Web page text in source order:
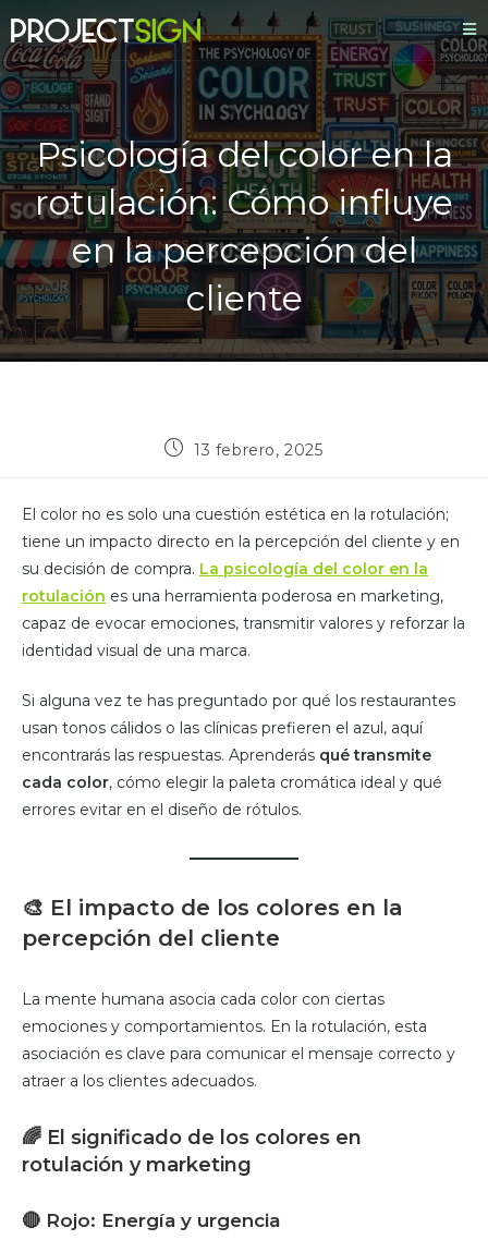
Psicología del color en la
rotulación: Cómo influye
en la percepción del
cliente
13 febrero, 2025
El color no es solo una cuestión estética en la rotulación;
tiene un impacto directo en la percepción del cliente y en
su decisión de compra. La psicología del color en la
rotulación es una herramienta poderosa en marketing,
capaz de evocar emociones, transmitir valores y reforzar la
identidad visual de una marca.
Si alguna vez te has preguntado por qué los restaurantes
usan tonos cálidos o las clínicas prefieren el azul, aquí
encontrarás las respuestas. Aprenderás qué transmite
cada color, cómo elegir la paleta cromática ideal y qué
errores evitar en el diseño de rótulos.
🎨 El impacto de los colores en la
percepción del cliente
La mente humana asocia cada color con ciertas
emociones y comportamientos. En la rotulación, esta
asociación es clave para comunicar el mensaje correcto y
atraer a los clientes adecuados.
🌈 El significado de los colores en
rotulación y marketing
🔴 Rojo: Energía y urgencia